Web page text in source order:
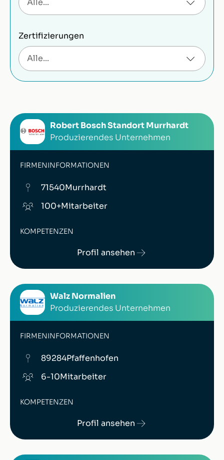
Zertifizierungen
Robert Bosch Standort Murrhardt
Produzierendes Unternehmen
FIRMENINFORMATIONEN
71540Murrhardt
100+Mitarbeiter
KOMPETENZEN
Profil ansehen
Walz Normalien
Produzierendes Unternehmen
FIRMENINFORMATIONEN
89284Pfaffenhofen
6-10Mitarbeiter
KOMPETENZEN
Profil ansehen